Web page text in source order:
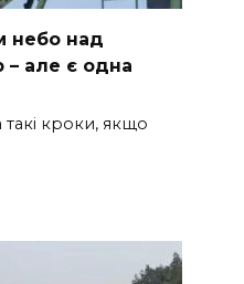
небо над
– але є одна
такі кроки, якщо